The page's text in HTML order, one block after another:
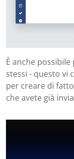
È anche
stessi - questo vi
per creare di
che avete già